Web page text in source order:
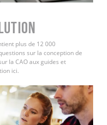
plus de 12 000
sur la conception de
la CAO aux guides et
ici.